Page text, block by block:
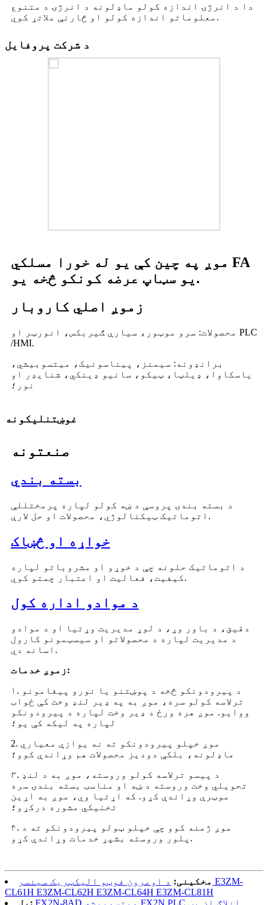
دا د انرژۍ اندازه کولو ماډلونه د انرژۍ د متنوع
معلوماتو اندازه کولو او څارنې ملاتړ کوي.
د شرکت پروفایل
موږ په چین کې یو له خورا مسلکي FA
یو سټاپ عرضه کونکو څخه یو.
زموږ اصلي کاروبار
محصولات: سرو موټور، سیارې ګیربکس، انورټر او PLC
/HMI.
برانډونه: سیمنز، پیناسونیک، میتسوبیشي،
یاسکاوا، ډیلټا، ټیکو، سانیو ډینکي، شنایډر او
نور؛
غوښتنلیکونه
صنعتونه
بسته بندي
د بسته بندۍ پروسې د ښه کولو لپاره پرمختللې
اتوماتیک ټیکنالوژي، محصولات او حل لارې.
خواړه او څښاک
د اتوماتیک حلونه چې د خوړو او مشروباتو لپاره
کیفیت، فعالیت او اعتبار چمتو کوي.
د موادو اداره کول
دقیق، د باور وړ، د لوړ مدیریت وړتیا او د موادو
د مدیریت لپاره د محصولاتو او سیسټمونو کارول
اسانه دي.
زموږ خدمات:
۱. د پیرودونکو څخه د پوښتنو یا نورو پیغامونو
ترلاسه کولو سره، موږ به په ډیر لنډ وخت کې ځواب
ووایو. موږ هره ورځ د ډیر وخت لپاره د پیرودونکو
لپاره په لیکه کې یو؛
2. موږ خپلو پیرودونکو ته نه یوازې معیاري
ماډلونه، بلکې دودیز محصولات هم وړاندې کوو؛
۳. د پیسو ترلاسه کولو وروسته، موږ به د لنډ
تحویلي وخت وروسته د ښه او مناسب بسته بندۍ سره
موټرې وړاندې کړو. که اړتیا وي، موږ به اړین
تخنیکي مشوره درکړو؛
۴. موږ ژمنه کوو چې خپلو ټولو پیرودونکو ته د
پلور وروسته بشپړ خدمات وړاندې کړو.
مخکینی: د اومرون فوټو الیکټریک سینسر E3ZM-
CL61H E3ZM-CL62H E3ZM-CL64H E3ZM-CL81H